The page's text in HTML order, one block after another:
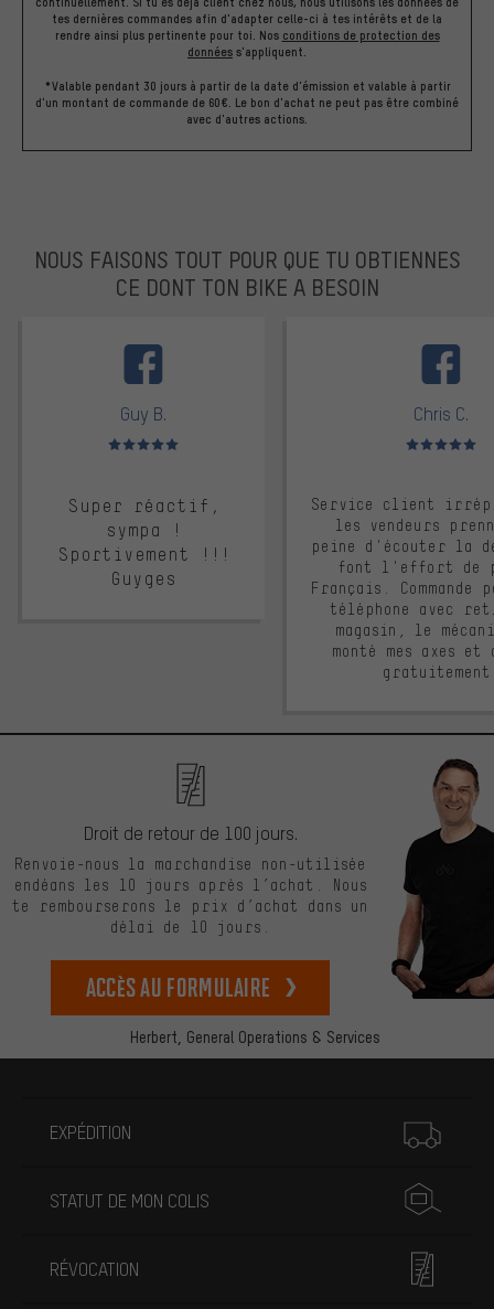
tes dernières commandes afin d'adapter celle-ci à tes intérêts et de la
rendre ainsi plus pertinente pour toi. Nos conditions de protection des
données s'appliquent.
*Valable pendant 30 jours à partir de la date d'émission et valable à partir
d'un montant de commande de 60€. Le bon d'achat ne peut pas être combiné
avec d'autres actions.
NOUS FAISONS TOUT POUR QUE TU OBTIENNES
CE DONT TON BIKE A BESOIN
Guy B.
Note moyenne : 5 sur 5
Super réactif,
sympa !
Sportivement !!!
Guyges
Chris C.
Note moyenne :
Service client
les vendeurs
peine d'écouter la
font l'effort de
Français. Commande
téléphone avec
magasin, le
monté mes axes et
Herbert, General Operations & Services
Droit de retour de 100 jours.
Renvoie-nous la marchandise non-utilisée
endéans les 10 jours après l’achat. Nous
te rembourserons le prix d’achat dans un
délai de 10 jours.
Accès au formulaire
EXPÉDITION
STATUT DE MON COLIS
RÉVOCATION